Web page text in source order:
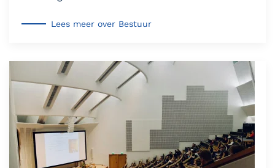
Lees meer over Bestuur